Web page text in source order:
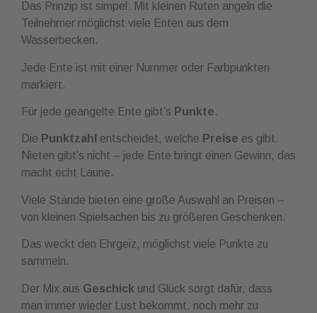
Das Prinzip ist simpel: Mit kleinen Ruten angeln die
Teilnehmer möglichst viele Enten aus dem
Wasserbecken.
Jede Ente ist mit einer Nummer oder Farbpunkten
markiert.
Für jede geangelte Ente gibt’s Punkte.
Die Punktzahl entscheidet, welche Preise es gibt.
Nieten gibt’s nicht – jede Ente bringt einen Gewinn, das
macht echt Laune.
Viele Stände bieten eine große Auswahl an Preisen –
von kleinen Spielsachen bis zu größeren Geschenken.
Das weckt den Ehrgeiz, möglichst viele Punkte zu
sammeln.
Der Mix aus Geschick und Glück sorgt dafür, dass
man immer wieder Lust bekommt, noch mehr zu